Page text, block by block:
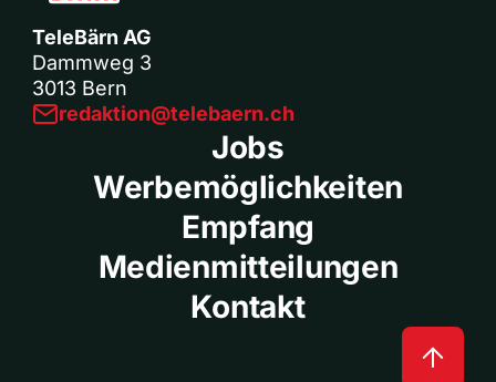
TeleBärn AG
Dammweg 3
3013 Bern
redaktion@telebaern.ch
Jobs
Werbemöglichkeiten
Empfang
Medienmitteilungen
Kontakt